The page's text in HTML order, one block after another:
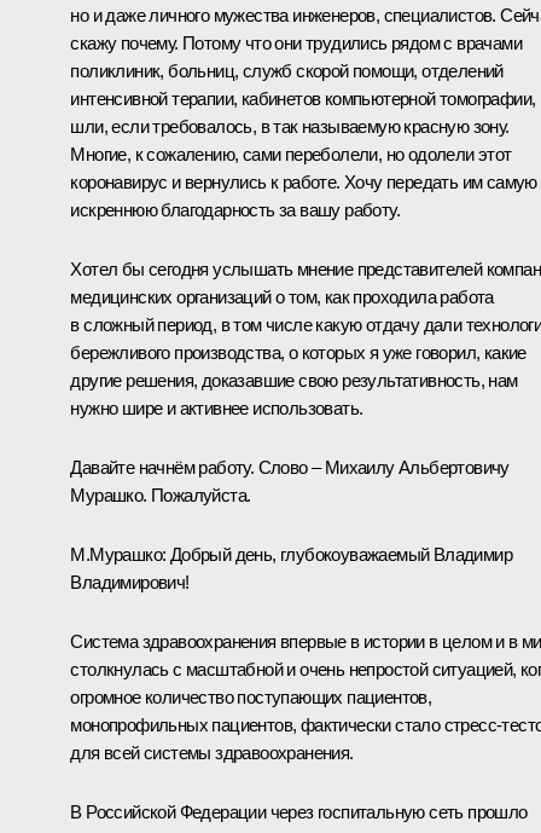
но и даже личного мужества инженеров, специалистов.
скажу почему. Потому что они трудились рядом с врачами
поликлиник, больниц, служб скорой помощи, отделений
интенсивной терапии, кабинетов компьютерной томографии,
шли, если требовалось, в так называемую красную зону.
Многие, к сожалению, сами переболели, но одолели этот
коронавирус и вернулись к работе. Хочу передать им самую
искреннюю благодарность за вашу работу.
Хотел бы сегодня услышать мнение представителей
медицинских организаций о том, как проходила работа
в сложный период, в том числе какую отдачу дали
бережливого производства, о которых я уже говорил, какие
другие решения, доказавшие свою результативность, нам
нужно шире и активнее использовать.
Давайте начнём работу. Слово – Михаилу Альбертовичу
Мурашко. Пожалуйста.
М.Мурашко: Добрый день, глубокоуважаемый Владимир
Владимирович!
Система здравоохранения впервые в истории в целом и в
столкнулась с масштабной и очень непростой ситуацией,
огромное количество поступающих пациентов,
монопрофильных пациентов, фактически стало стресс-
для всей системы здравоохранения.
В Российской Федерации через госпитальную сеть прошло